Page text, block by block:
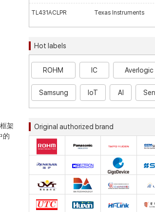
架
的
TL431ACLPR Texas Instruments
Hot labels
ROHM IC Averlogic
Samsung IoT AI
Original authorized brand